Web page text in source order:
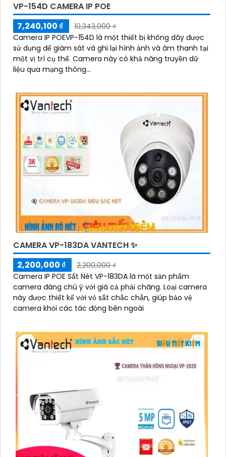
VP-154D CAMERA IP POE
7,240,100 ₫
10,343,000 ₫
Camera IP POEVP-154D là một thiết bị không dây được
sử dụng để giám sát và ghi lại hình ảnh và âm thanh tại
một vị trí cụ thể. Camera này có khả năng truyền dữ
liệu qua mạng thông...
CAMERA VP-183DA VANTECH ✨
2,200,000 ₫
2,200,000 ₫
Camera IP POE Sắt Nét VP-183DA là một sản phẩm
camera đáng chú ý với giá cả phải chăng. Loại camera
này được thiết kế với vỏ sắt chắc chắn, giúp bảo vệ
camera khỏi các tác động bên ngoài